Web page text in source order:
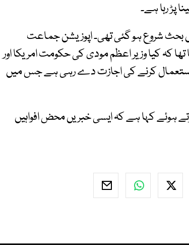
پڑ رہا ہے۔
بحث شروع ہو گئی تھی۔ اپوزیشن جماعت
کہ کیا وزیر اعظم مودی کی حکومت امریکا اور
استعمال کرنے کی اجازت دے رہی ہے جس میں
ہوئے کہا ہے کہ ایسی خبریں محض افواہیں